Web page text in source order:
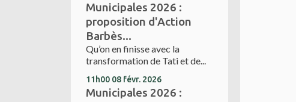
Municipales 2026 :
proposition d'Action
Barbès...
Qu’on en finisse avec la
transformation de Tati et de...
11h00 08 févr. 2026
Municipales 2026 :